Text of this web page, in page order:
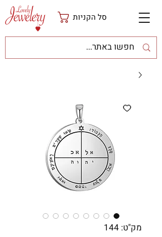
סל הקניות
מק"ט: 144